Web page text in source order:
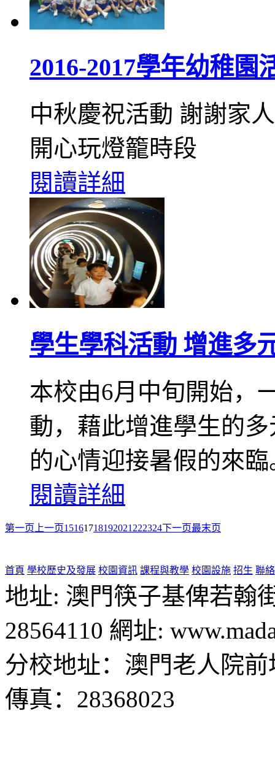
2016-2017學年幼稚園
中秋慶祝活動 謝謝家
開心玩燈籠時段
閱讀詳細
學生學科活動 增進多
本校由6月中旬開始，
動，藉此增進學生的
的心情迎接暑假的來
閱讀詳細
第一页 上一页15161718192021 222324下一页最末页
首頁 學校歷史及發展 校園資訊 課程與教學 校園設施 招生 聯
地址: 澳門筷子基俾若翰
28564110 網址:
分校地址：澳門老人院
傳真：28368023